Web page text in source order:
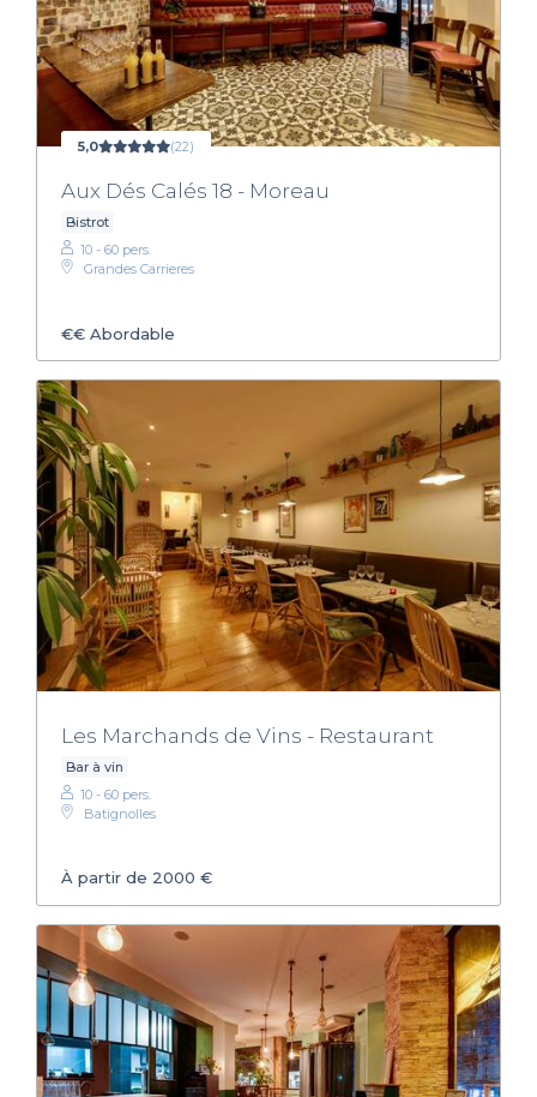
5,0 (22)
Aux Dés Calés 18 - Moreau
Bistrot
10 - 60 pers.
Grandes Carrieres
€€ Abordable
Les Marchands de Vins - Restaurant
Bar à vin
10 - 60 pers.
Batignolles
À partir de 2000 €